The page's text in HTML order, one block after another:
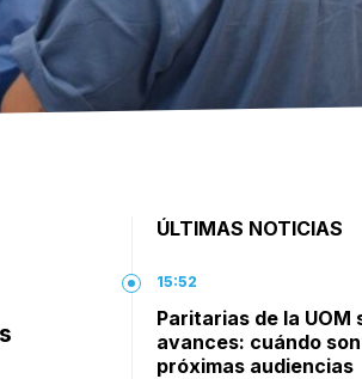
ÚLTIMAS NOTICIAS
15:52
Paritarias de la UOM
avances: cuándo
próximas audiencias